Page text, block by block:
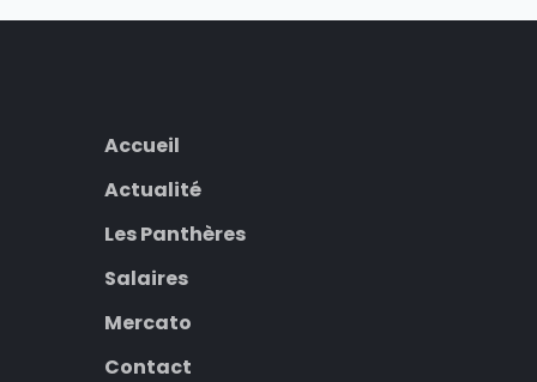
Accueil
Actualité
Les Panthères
Salaires
Mercato
Contact